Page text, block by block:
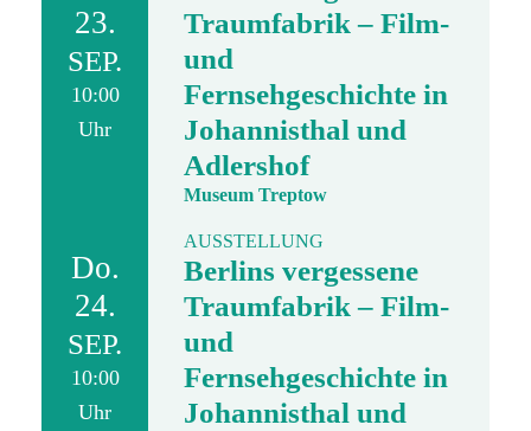
23.
SEP.
10:00
Uhr
Traumfabrik – Film-
und
Fernsehgeschichte in
Johannisthal und
Adlershof
Museum Treptow
Do.
24.
SEP.
10:00
Uhr
AUSSTELLUNG
Berlins vergessene
Traumfabrik – Film-
und
Fernsehgeschichte in
Johannisthal und